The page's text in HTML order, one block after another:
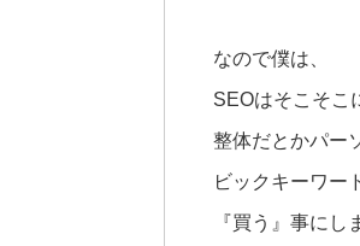
なので僕は、
SEOはそこそこ
整体だとかパー
ビックキーワー
『買う』事にし